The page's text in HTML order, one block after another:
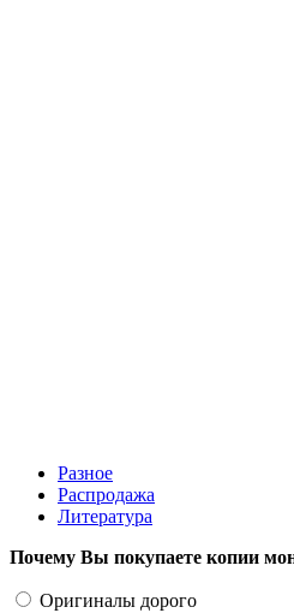
Разное
Распродажа
Литература
Почему Вы покупаете копии
Оригиналы дорого